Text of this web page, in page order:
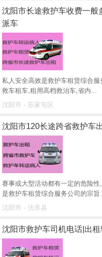
沈阳市长途救护车收费一般
派车
私人安全高效是救护车租赁综合
救车租车,租用高档救治车,省内...
沈阳市 - 苏家屯区
沈阳市120长途跨省救护车
赛事或大型活动都有一定的危险
是救护车租赁综合服务公司的宗旨
沈阳市 - 法库县
沈阳市救护车司机电话|出